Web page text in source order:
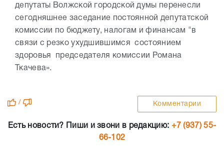
депутаты Волжской городской думы перенесли
сегодняшнее заседание постоянной депутатской
комиссии по бюджету, налогам и финансам "в
связи с резко ухудшившимся состоянием
здоровья председателя комиссии Романа
Ткачева».
/ Комментарии
Есть новости? Пиши и звони в редакцию: +7 (937) 55-
66-102